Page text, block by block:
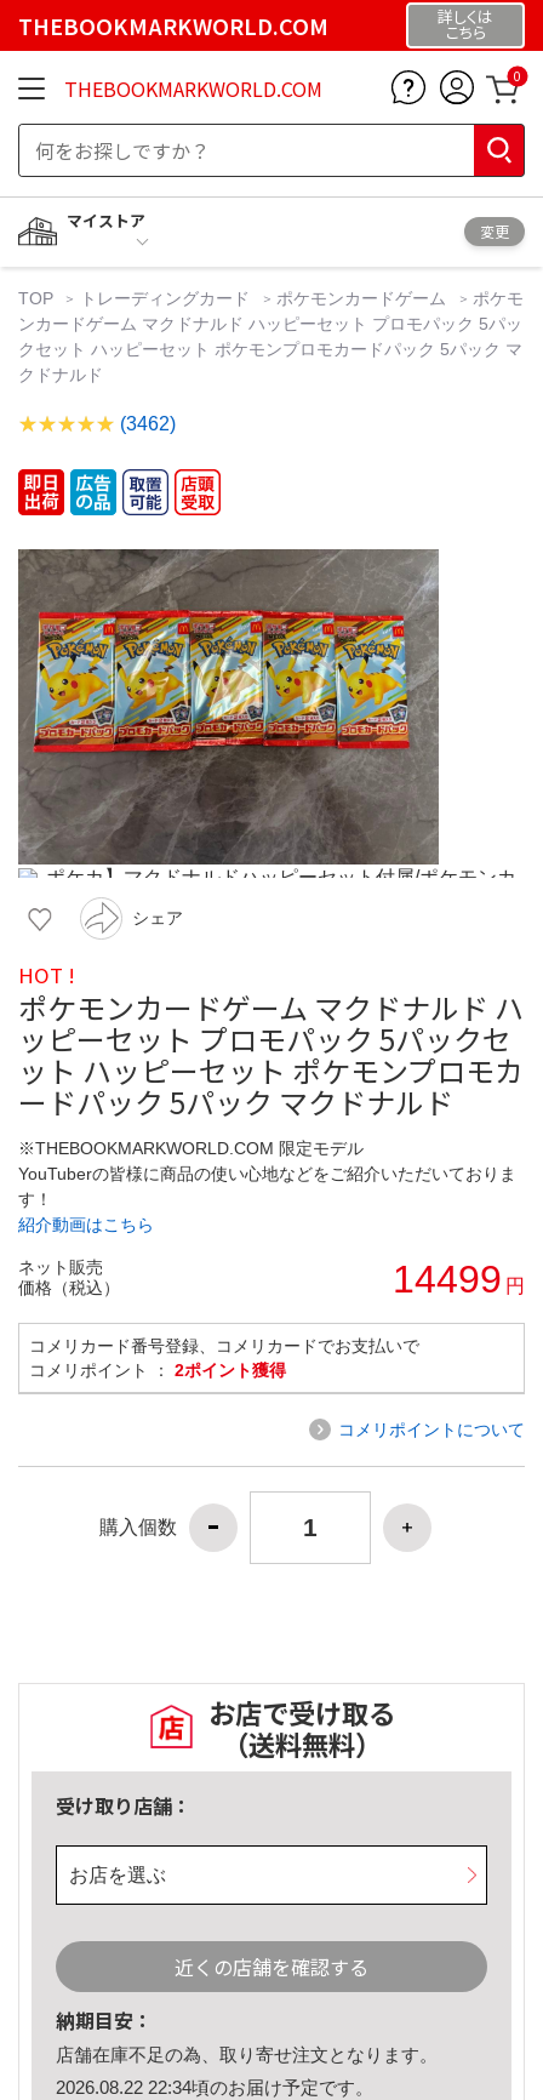
THEBOOKMARKWORLD.COM 詳しくは
こちら
THEBOOKMARKWORLD.COM 0
マイストア
変更
TOP トレーディングカード ポケモンカードゲーム
ポケモ
ンカードゲーム マクドナルド ハッピーセット プロモパック 5パッ
クセット ハッピーセット ポケモンプロモカードパック 5パック マ
クドナルド
(3462)
シェア
HOT !
ポケモンカードゲーム マクドナルド ハ
ッピーセット プロモパック 5パックセ
ット ハッピーセット ポケモンプロモカ
ードパック 5パック マクドナルド
※THEBOOKMARKWORLD.COM 限定モデル
YouTuberの皆様に商品の使い心地などをご紹介いただいておりま
す！
紹介動画はこちら
ネット販売
価格（税込）
14499 円
コメリカード番号登録、コメリカードでお支払いで
コメリポイント ： 2ポイント獲得
コメリポイントについて
購入個数
お店で受け取る
（送料無料）
受け取り店舗：
お店を選ぶ
近くの店舗を確認する
納期目安：
店舗在庫不足の為、取り寄せ注文となります。
2026.08.22 22:34頃のお届け予定です。